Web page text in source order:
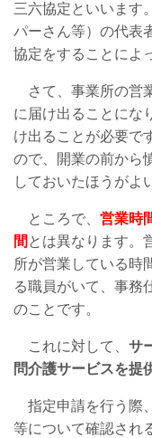
三六協定といいます
パーさん等）の代表
協定をすることによ
さて、事業所の営
に届け出ることにな
け出ることが必要で
ので、開業の前から
しておいたほうがよ
ところで、 営業時
間 とは異なります。
所が営業している時
る職員がいて、事務
のことです。
これに対して、 サ
問介護サービスを提
指定申請を行う際
等について確認され